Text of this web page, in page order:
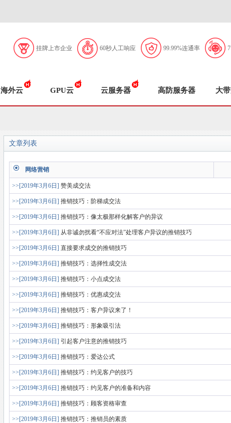
挂牌上市企业 60秒人工响应 99.99%连通率
海外云 GPU云 云服务器 高防服务器 大
文章列表
网络营销
>>[2019年3月6日] 赞美成交法
>>[2019年3月6日] 推销技巧：阶梯成交法
>>[2019年3月6日] 推销技巧：像太极那样化解客户的异议
>>[2019年3月6日] 从非诚勿扰看“不应对法”处理客户异议的推销技巧
>>[2019年3月6日] 直接要求成交的推销技巧
>>[2019年3月6日] 推销技巧：选择性成交法
>>[2019年3月6日] 推销技巧：小点成交法
>>[2019年3月6日] 推销技巧：优惠成交法
>>[2019年3月6日] 推销技巧：客户异议来了！
>>[2019年3月6日] 推销技巧：形象吸引法
>>[2019年3月6日] 引起客户注意的推销技巧
>>[2019年3月6日] 推销技巧：爱达公式
>>[2019年3月6日] 推销技巧：约见客户的技巧
>>[2019年3月6日] 推销技巧：约见客户的准备和内容
>>[2019年3月6日] 推销技巧：顾客资格审查
>>[2019年3月6日] 推销技巧：推销员的素质